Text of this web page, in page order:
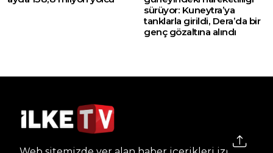
sürüyor: Kuneytra’ya
tanklarla girildi, Dera’da bir
genç gözaltına alındı